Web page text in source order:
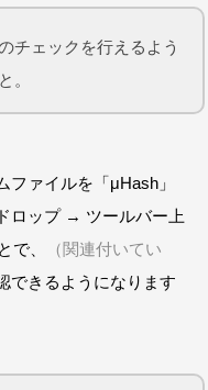
チェックを行えるよう
。
ファイルを「μHash」
ロップ → ツールバー上
で、
（関連付いてい
できるようになります